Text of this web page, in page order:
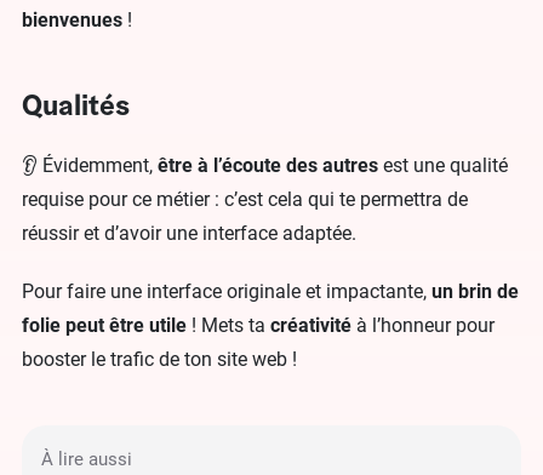
bienvenues !
Qualités
👂 Évidemment, être à l’écoute des autres est une qualité
requise pour ce métier : c’est cela qui te permettra de
réussir et d’avoir une interface adaptée.
Pour faire une interface originale et impactante, un brin de
folie peut être utile ! Mets ta créativité à l’honneur pour
booster le trafic de ton site web !
À lire aussi